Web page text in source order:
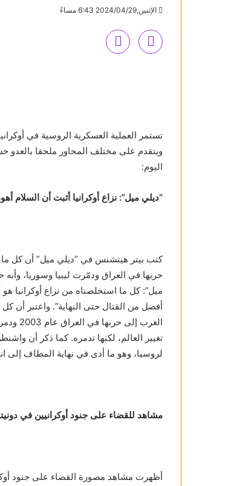
الإثنين,2024/04/29 6:43 مساءً
تستمر العملية العسكرية الروسية في
ويتقدم على مختلف المحاور ملحقا بالعدو
اليوم:
“ديلي ميل”: نزاع أوكرانيا أثبت أن السلام
كتب بيتر هيتشنس في “ديلي ميل” أن كل ما
حربها في العراق ودمّرت ليبيا وسوريا،
ميل”: كل ما استخلصناه من نزاع أوكرانيا
أفضل من القتال حتى النهاية”. واعتبر أن
تغيير العالم، لكنها تدمره. كما ذكر أن
لروسيا، وهو ما أدى في نهاية المطاف إلى
مشاهد للقضاء على جنود أوكرانيين في
أظهرت مشاهد مصورة القضاء على جنود